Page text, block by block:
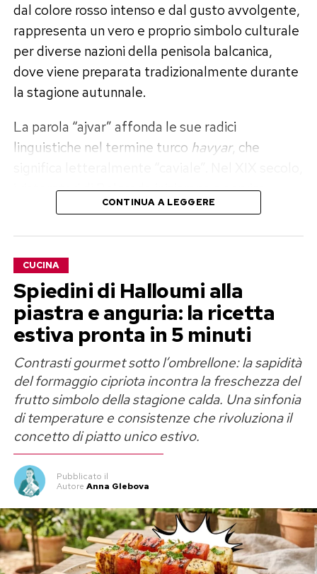
dal colore rosso intenso e dal gusto avvolgente,
rappresenta un vero e proprio simbolo culturale
per diverse nazioni della penisola balcanica,
dove viene preparata tradizionalmente durante
la stagione autunnale.
La parola “ajvar” affonda le sue radici
linguistiche nel termine turco havyar, che
i ristoratori di Belgrado iniziarono a servire
questa preparazione a base di peperoni come
attraversava un momento di forte crisi. Con il
passare del tempo, la ricetta si è trasformata da
rimpiazzo di lusso a pilastro immancabile della
cucina casalinga.
Gli ingredienti fondamentali per una
riuscita perfetta
La forza di questo condimento risiede nella
semplicità dei suoi elementi e nella qualità della
materia prima. La versione classica richiede
pochissimi ingredienti, ma la selezione del tipo di
vegetali risulta determinante per ottenere la
consistenza cremosa e il sapore bilanciato
distintivi della preparazione originale.
CONTINUA A LEGGERE
CUCINA
Spiedini di Halloumi alla
piastra e anguria: la ricetta
estiva pronta in 5 minuti
Contrasti gourmet sotto l’ombrellone: la sapidità
del formaggio cipriota incontra la freschezza del
frutto simbolo della stagione calda. Una sinfonia
di temperature e consistenze che rivoluziona il
concetto di piatto unico estivo.
Pubblicato il
Autore Anna Glebova